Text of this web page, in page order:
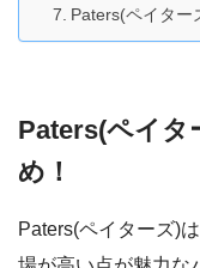
Paters(ペイター
Paters(ペイタ
め！
Paters(ペイターズ)